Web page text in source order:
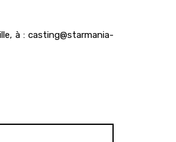
à : casting@starmania-